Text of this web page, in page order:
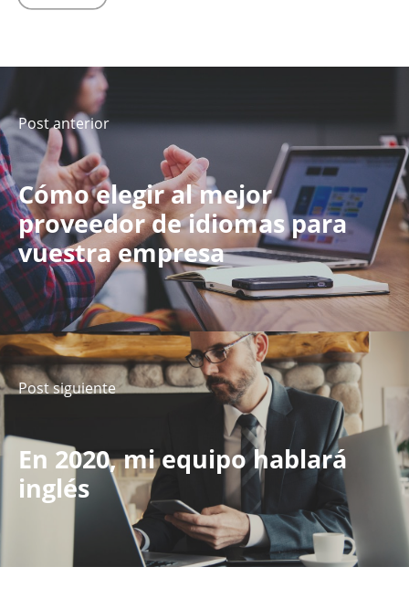
Post anterior
Cómo elegir al mejor
proveedor de idiomas para
vuestra empresa
Post siguiente
En 2020, mi equipo hablará
inglés